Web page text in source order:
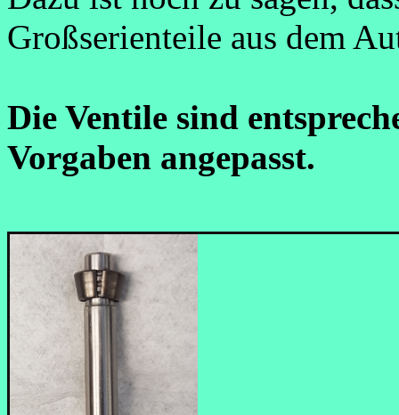
Großserienteile aus dem
Die Ventile sind
Vorgaben angepasst.